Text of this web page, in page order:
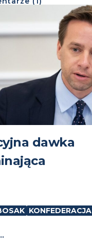
dawka
KONFEDERACJA